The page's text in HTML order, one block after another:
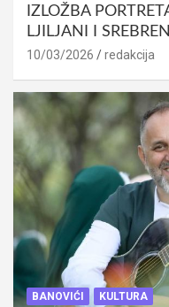
IZLOŽBA
LJILJANI I
10/03/2026 redakcija
BANOVIĆI KULTURA